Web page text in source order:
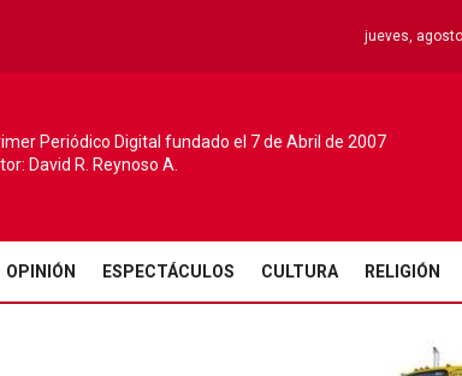
jueves,
Periódico Digital fundado el 7 de Abril de 2007
David R. Reynoso A.
OPINIÓN ESPECTÁCULOS CULTURA RELIGIÓN